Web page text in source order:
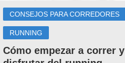
CONSEJOS PARA CORREDORES
RUNNING
Cómo empezar a correr y